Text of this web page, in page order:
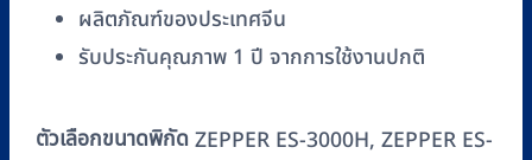
ผลิตภัณฑ์ของประเทศจีน
รับประกันคุณภาพ 1 ปี จากการใช้งานปกติ
ตัวเลือกขนาดพิกัด ZEPPER ES-3000H, ZEPPER ES-